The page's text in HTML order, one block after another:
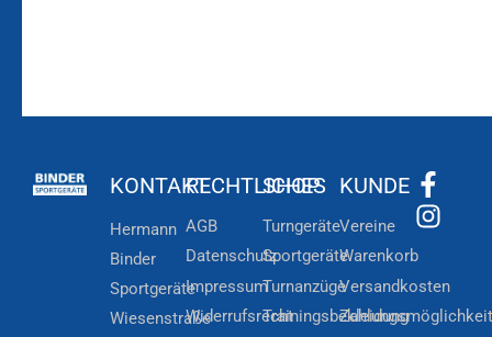
KONTAKT
Hermann
Binder
Sportgeräte
Wiesenstraße
RECHTLICHES
AGB
Datenschutz
Impressum
Widerrufsrecht
SHOP
Turngeräte
Sportgeräte
Turnanzüge
Trainingsbekleidung
KUNDE
Vereine
Warenkorb
Versandkosten